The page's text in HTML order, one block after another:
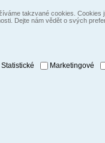
takzvané cookies.
Dejte nám vědět o svých
Statistické Marketingové